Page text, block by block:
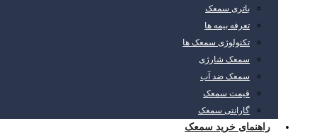
باتری سمعک
تعرفه بیمه ها
تکنولوژی سمعک ها
سمعک شارژی
سمعک ضد آب
قیمت سمعک
گارانتی سمعک
راهنمای خرید سمعک